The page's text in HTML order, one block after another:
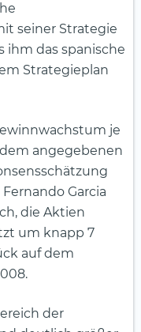
seiner Strategie
ihm das spanische
Strategieplan
je
angegebenen
Garcia
die Aktien
um knapp 7
auf dem
der